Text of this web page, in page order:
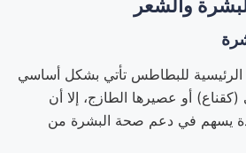
والشعر
الرئيسية للبطاطس تأتي بشكل أساسي
أو عصيرها الطازج، إلا أن
يسهم في دعم صحة البشرة من